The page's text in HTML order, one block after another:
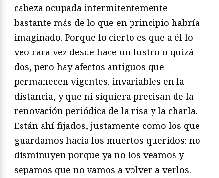
cabeza ocupada intermitentemente
bastante más de lo que en principio habría
imaginado. Porque lo cierto es que a él lo
veo rara vez desde hace un lustro o quizá
dos, pero hay afectos antiguos que
permanecen vigentes, invariables en la
distancia, y que ni siquiera precisan de la
renovación periódica de la risa y la charla.
Están ahí fijados, justamente como los que
guardamos hacia los muertos queridos: no
disminuyen porque ya no los veamos y
sepamos que no vamos a volver a verlos.